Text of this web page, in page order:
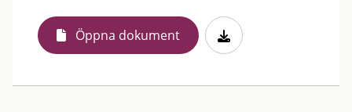
Öppna dokument